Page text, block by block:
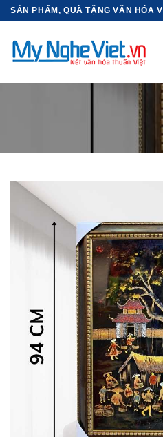
Bỏ
nội
dung
SẢN PHẨM, QUÀ TẶNG VĂN HÓA